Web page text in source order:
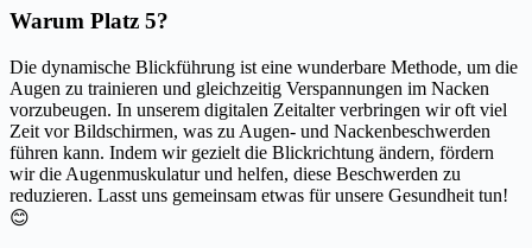
Warum Platz 5?
Die dynamische Blickführung ist eine wunderbare Methode, um die
Augen zu trainieren und gleichzeitig Verspannungen im Nacken
vorzubeugen. In unserem digitalen Zeitalter verbringen wir oft viel
Zeit vor Bildschirmen, was zu Augen- und Nackenbeschwerden
führen kann. Indem wir gezielt die Blickrichtung ändern, fördern
wir die Augenmuskulatur und helfen, diese Beschwerden zu
reduzieren. Lasst uns gemeinsam etwas für unsere Gesundheit tun!
😊